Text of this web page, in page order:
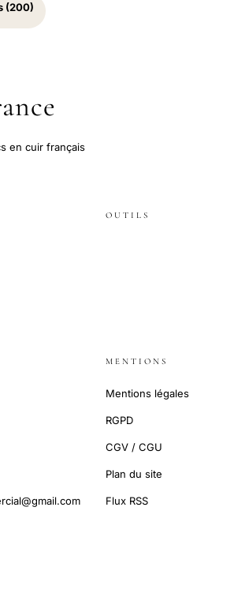
(200)
en cuir français
OUTILS
MENTIONS
Mentions légales
RGPD
CGV / CGU
Plan du site
Flux RSS